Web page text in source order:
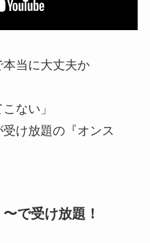
本当に大丈夫か
ない」
け放題の『オンス
で受け放題！